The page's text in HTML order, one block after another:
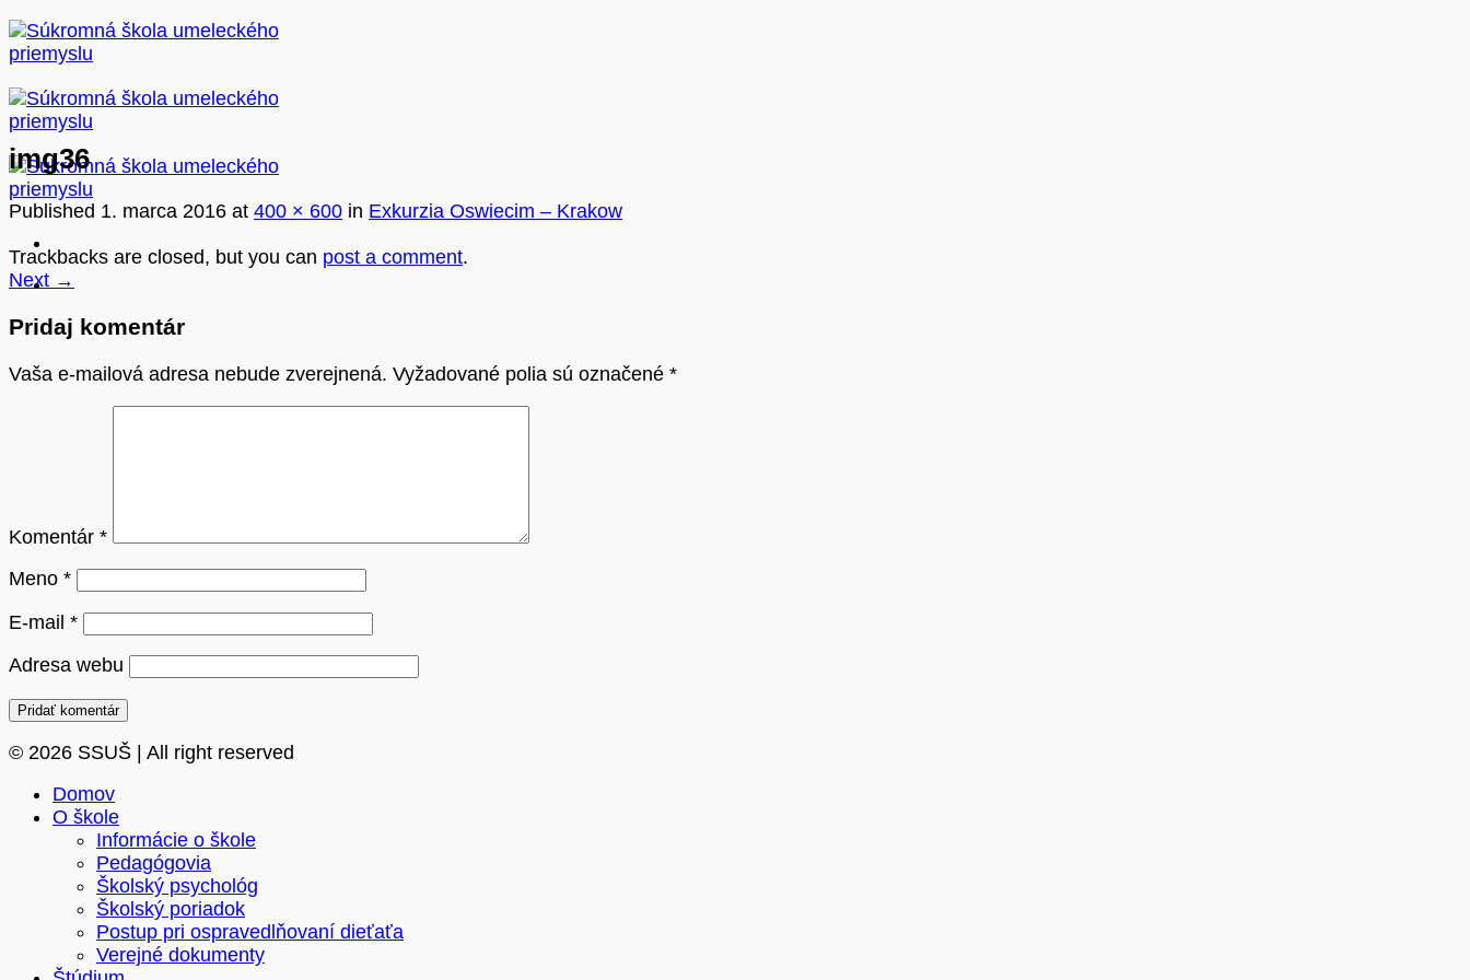
Skip
to
content
img36
Published 1. marca 2016 at 400 × 600 in Exkurzia Oswiecim – Krakow
Trackbacks are closed, but you can post a comment.
Next →
Pridaj komentár
Vaša e-mailová adresa nebude zverejnená. Vyžadované polia sú označené *
Komentár *
Meno *
E-mail *
Adresa webu
© 2026 SSUŠ | All right reserved
Domov
O škole
Informácie o škole
Pedagógovia
Školský psychológ
Školský poriadok
Postup pri ospravedlňovaní dieťaťa
Verejné dokumenty